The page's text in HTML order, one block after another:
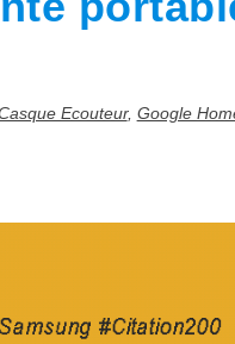
Ecouteur, Google